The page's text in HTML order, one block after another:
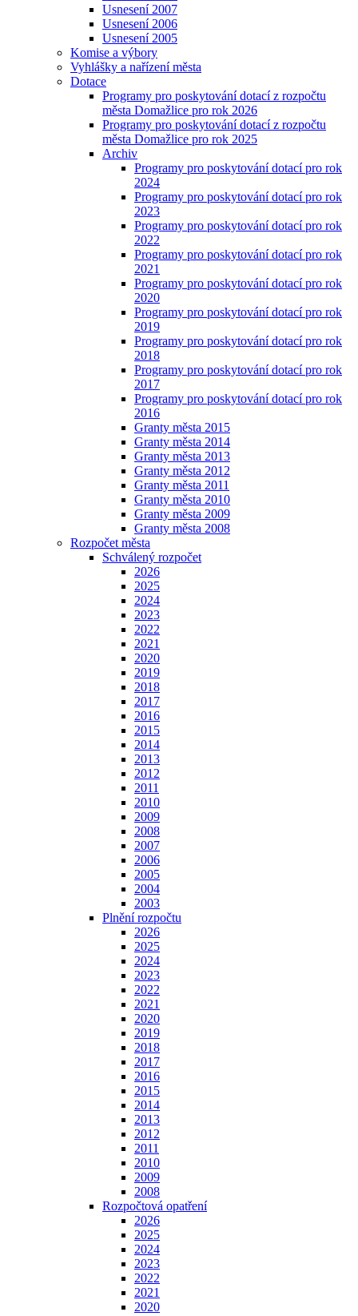
Usnesení 2007
Usnesení 2006
Usnesení 2005
Komise a výbory
Vyhlášky a nařízení města
Dotace
Programy pro poskytování dotací z rozpočtu
města Domažlice pro rok 2026
Programy pro poskytování dotací z rozpočtu
města Domažlice pro rok 2025
Archiv
Programy pro poskytování dotací pro rok
2024
Programy pro poskytování dotací pro rok
2023
Programy pro poskytování dotací pro rok
2022
Programy pro poskytování dotací pro rok
2021
Programy pro poskytování dotací pro rok
2020
Programy pro poskytování dotací pro rok
2019
Programy pro poskytování dotací pro rok
2018
Programy pro poskytování dotací pro rok
2017
Programy pro poskytování dotací pro rok
2016
Granty města 2015
Granty města 2014
Granty města 2013
Granty města 2012
Granty města 2011
Granty města 2010
Granty města 2009
Granty města 2008
Rozpočet města
Schválený rozpočet
2026
2025
2024
2023
2022
2021
2020
2019
2018
2017
2016
2015
2014
2013
2012
2011
2010
2009
2008
2007
2006
2005
2004
2003
Plnění rozpočtu
2026
2025
2024
2023
2022
2021
2020
2019
2018
2017
2016
2015
2014
2013
2012
2011
2010
2009
2008
Rozpočtová opatření
2026
2025
2024
2023
2022
2021
2020